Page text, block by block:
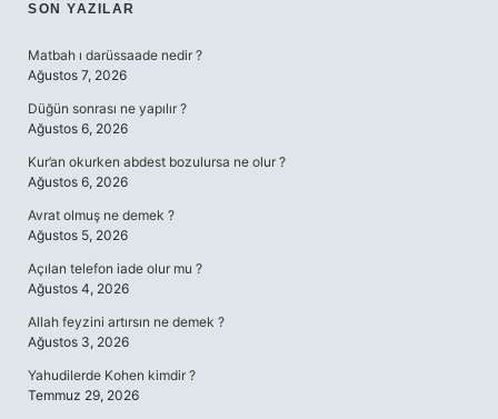
SIDEBAR
SON YAZILAR
Matbah ı darüssaade nedir ?
Ağustos 7, 2026
Düğün sonrası ne yapılır ?
Ağustos 6, 2026
Kur’an okurken abdest bozulursa ne olur ?
Ağustos 6, 2026
Avrat olmuş ne demek ?
Ağustos 5, 2026
Açılan telefon iade olur mu ?
Ağustos 4, 2026
Allah feyzini artırsın ne demek ?
Ağustos 3, 2026
Yahudilerde Kohen kimdir ?
Temmuz 29, 2026